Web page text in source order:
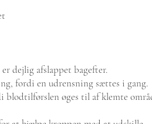
dejlig afslappet bagefter.
fordi en udrensning sættes i gang.
blodtilførslen øges til af klemte